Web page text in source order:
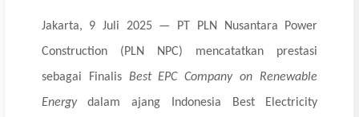
Jakarta, 9 Juli 2025 — PT PLN Nusantara Power
Construction (PLN NPC) mencatatkan prestasi
sebagai Finalis Best EPC Company on Renewable
Energydalam ajang Indonesia Best Electricity